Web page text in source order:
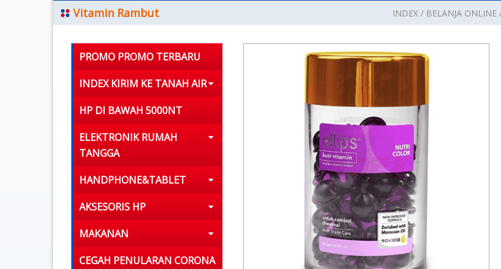
Vitamin Rambut INDEX BELANJA ONLINE
PROMO PROMO TERBARU
INDEX KIRIM KE TANAH AIR
HP DI BAWAH 5000NT
ELEKTRONIK RUMAH
TANGGA
HANDPHONE&TABLET
AKSESORIS HP
MAKANAN
CEGAH PENULARAN CORONA